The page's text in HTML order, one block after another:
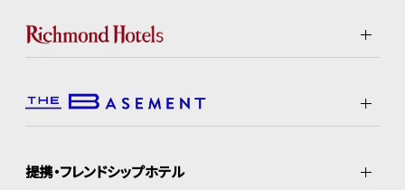
提携・フレンドシップホテル